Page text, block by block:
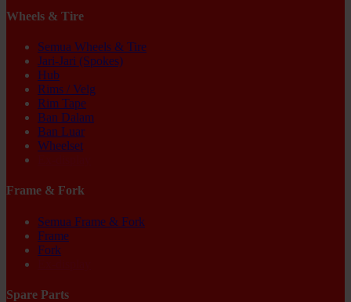
Wheels & Tire
Semua Wheels & Tire
Jari-Jari (Spokes)
Hub
Rims / Velg
Rim Tape
Ban Dalam
Ban Luar
Wheelset
Frame & Fork
Semua Frame & Fork
Frame
Fork
Spare Parts